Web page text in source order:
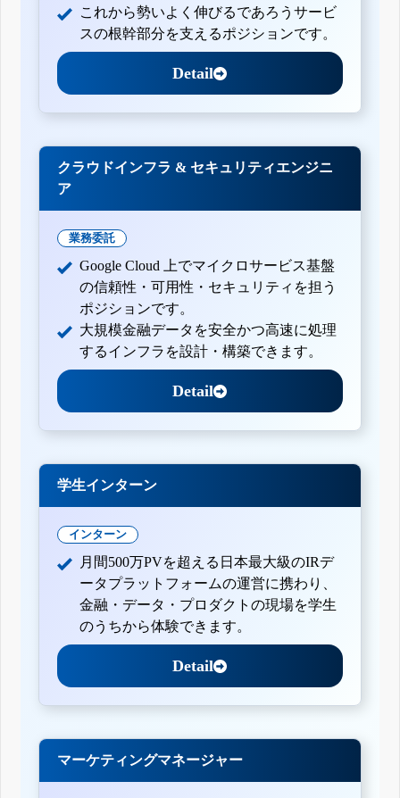
これから勢いよく伸びるであろうサービ
スの根幹部分を支えるポジションです。
Detail
クラウドインフラ & セキュリティエンジニ
ア
業務委託
Google Cloud 上でマイクロサービス基盤
の信頼性・可用性・セキュリティを担う
ポジションです。
大規模金融データを安全かつ高速に処理
するインフラを設計・構築できます。
Detail
学生インターン
インターン
月間500万PVを超える日本最大級のIRデ
ータプラットフォームの運営に携わり、
金融・データ・プロダクトの現場を学生
のうちから体験できます。
Detail
マーケティングマネージャー